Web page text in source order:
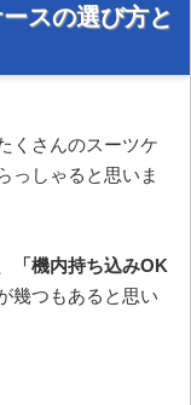
スの選び方と
くさんのスーツケ
っしゃると思いま
「機内持ち込みOK
幾つもあると思い